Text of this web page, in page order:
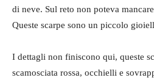
di neve. Sul reto non poteva
Queste scarpe sono un piccolo
I dettagli non finiscono qui, queste
scamosciata rossa, occhielli e